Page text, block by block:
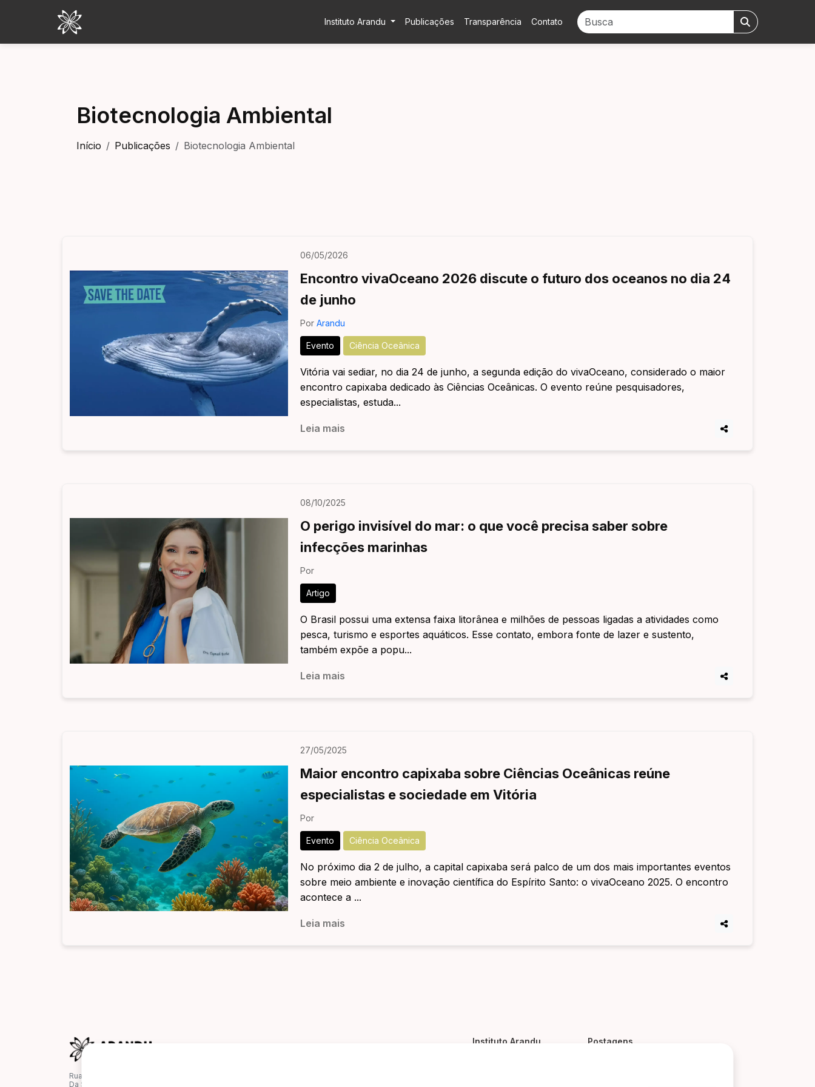
Instituto Arandu Publicações Transparência Contato
Biotecnologia Ambiental
Início Publicações Biotecnologia Ambiental
06/05/2026
Encontro vivaOceano 2026 discute o futuro dos oceanos no dia 24
de junho
Por Arandu
Evento Ciência Oceânica
Vitória vai sediar, no dia 24 de junho, a segunda edição do vivaOceano, considerado o maior
encontro capixaba dedicado às Ciências Oceânicas. O evento reúne pesquisadores,
especialistas, estuda...
Leia mais
08/10/2025
O perigo invisível do mar: o que você precisa saber sobre
infecções marinhas
Por
Artigo
O Brasil possui uma extensa faixa litorânea e milhões de pessoas ligadas a atividades como
pesca, turismo e esportes aquáticos. Esse contato, embora fonte de lazer e sustento,
também expõe a popu...
Leia mais
27/05/2025
Maior encontro capixaba sobre Ciências Oceânicas reúne
especialistas e sociedade em Vitória
Por
Evento Ciência Oceânica
No próximo dia 2 de julho, a capital capixaba será palco de um dos mais importantes eventos
sobre meio ambiente e inovação científica do Espírito Santo: o vivaOceano 2025. O encontro
acontece a ...
Leia mais
Rua Desembargador Mario
Da Silva Nunes, 120,
Instituto Arandu Postagens